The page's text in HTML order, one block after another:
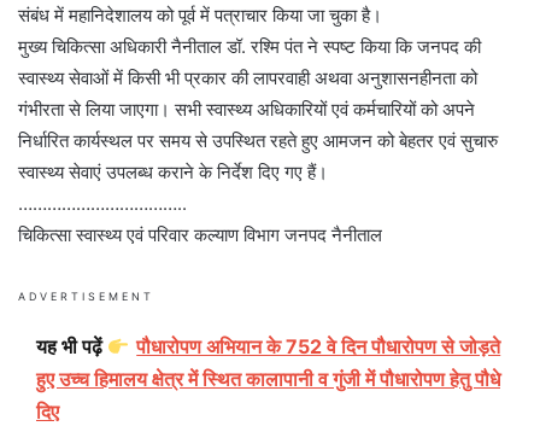
संबंध में महानिदेशालय को पूर्व में पत्राचार किया जा चुका है।
मुख्य चिकित्सा अधिकारी नैनीताल डॉ. रश्मि पंत ने स्पष्ट किया कि जनपद की
स्वास्थ्य सेवाओं में किसी भी प्रकार की लापरवाही अथवा अनुशासनहीनता को
गंभीरता से लिया जाएगा। सभी स्वास्थ्य अधिकारियों एवं कर्मचारियों को अपने
निर्धारित कार्यस्थल पर समय से उपस्थित रहते हुए आमजन को बेहतर एवं सुचारु
स्वास्थ्य सेवाएं उपलब्ध कराने के निर्देश दिए गए हैं।
……………………………..
चिकित्सा स्वास्थ्य एवं परिवार कल्याण विभाग जनपद नैनीताल
ADVERTISEMENT
यह भी पढ़ें
पौधारोपण अभियान के 752 वे दिन पौधारोपण से जोड़ते
हुए उच्च हिमालय क्षेत्र में स्थित कालापानी व गुंजी में पौधारोपण हेतु पौधे
दिए